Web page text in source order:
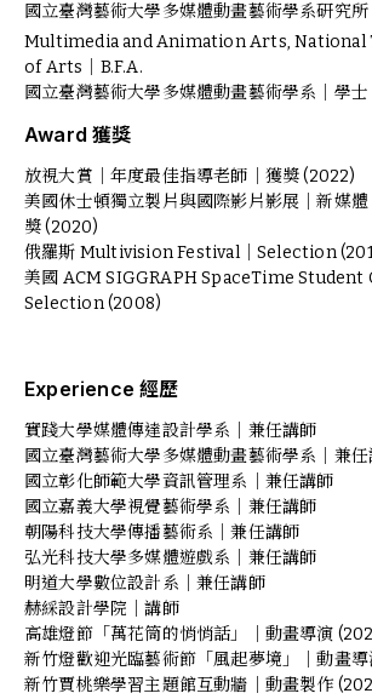
國立臺灣藝術大學多媒體動畫藝術學系研究所
Multimedia and Animation Arts, National
of Arts｜B.F.A.
國立臺灣藝術大學多媒體動畫藝術學系｜學士
Award 獲獎
放視大賞｜年度最佳指導老師｜獲獎 (2022)
美國休士頓獨立製片與國際影片影展｜新媒
獎 (2020)
俄羅斯 Multivision Festival｜Selection
美國 ACM SIGGRAPH SpaceTime Student
Selection (2008)
Experience 經歷
實踐大學媒體傳達設計學系｜兼任講師
國立臺灣藝術大學多媒體動畫藝術學系｜兼任
國立彰化師範大學資訊管理系｜兼任講師
國立嘉義大學視覺藝術學系｜兼任講師
朝陽科技大學傳播藝術系｜兼任講師
弘光科技大學多媒體遊戲系｜兼任講師
明道大學數位設計系｜兼任講師
赫綵設計學院｜講師
高雄燈節「萬花筒的悄悄話」｜動畫導演
新竹燈歡迎光臨藝術節「風起夢境」｜動畫導
新竹賈桃樂學習主題館互動牆｜動畫製作